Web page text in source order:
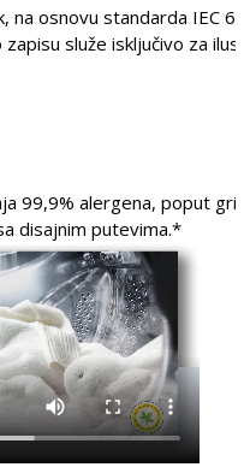
osnovu standarda IEC
zapisu služe isključivo za
99,9% alergena, poput
disajnim putevima.*